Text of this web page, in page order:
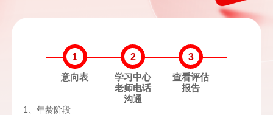
1
意向表
2
学习中心
老师电话
沟通
3
查看评估
报告
1、年龄阶段